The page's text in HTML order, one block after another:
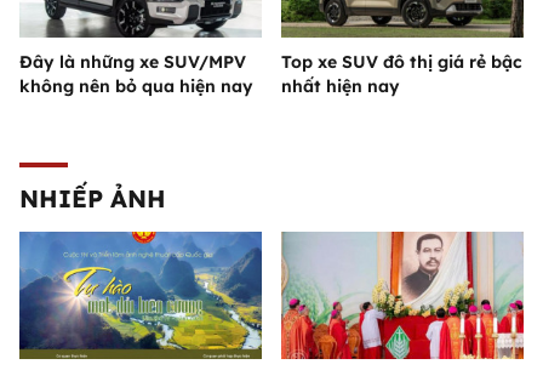
Đây là những xe SUV/MPV
không nên bỏ qua hiện nay
Top xe SUV đô thị giá rẻ bậc
nhất hiện nay
NHIẾP ẢNH